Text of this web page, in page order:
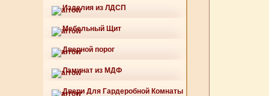
Изделия из ЛДСП
Мебельный Щит
Дверной порог
Ламинат из МДФ
Двери Для Гардеробной Комнаты